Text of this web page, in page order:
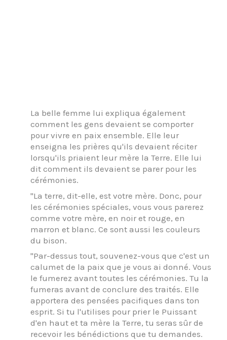
La belle femme lui expliqua également
comment les gens devaient se comporter
pour vivre en paix ensemble. Elle leur
enseigna les prières qu'ils devaient réciter
lorsqu'ils priaient leur mère la Terre. Elle lui
dit comment ils devaient se parer pour les
cérémonies.
"La terre, dit-elle, est votre mère. Donc, pour
les cérémonies spéciales, vous vous parerez
comme votre mère, en noir et rouge, en
marron et blanc. Ce sont aussi les couleurs
du bison.
"Par-dessus tout, souvenez-vous que c'est un
calumet de la paix que je vous ai donné. Vous
le fumerez avant toutes les cérémonies. Tu la
fumeras avant de conclure des traités. Elle
apportera des pensées pacifiques dans ton
esprit. Si tu l'utilises pour prier le Puissant
d'en haut et ta mère la Terre, tu seras sûr de
recevoir les bénédictions que tu demandes.